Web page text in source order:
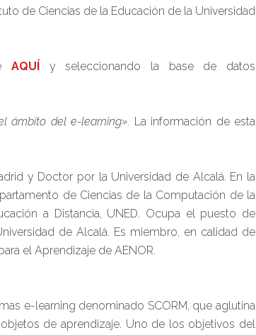
de Ciencias de la Educación de la Universidad
AQUÍ y seleccionando la base de datos
ámbito del e-learning». La información de esta
y Doctor por la Universidad de Alcalá. En la
de Ciencias de la Computación de la
a Distancia, UNED. Ocupa el puesto de
de Alcalá. Es miembro, en calidad de
el Aprendizaje de AENOR.
e-learning denominado SCORM, que aglutina
de aprendizaje. Uno de los objetivos del